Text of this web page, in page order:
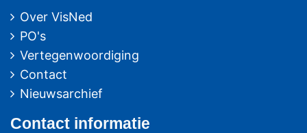
Over VisNed
PO's
Vertegenwoordiging
Contact
Nieuwsarchief
Contact informatie